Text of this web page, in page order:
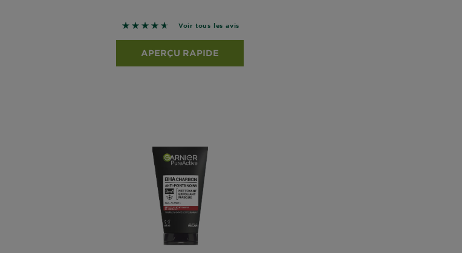
4.6667 sur 5 étoiles basé sur les avis
Voir tous les avis
APERÇU RAPIDE